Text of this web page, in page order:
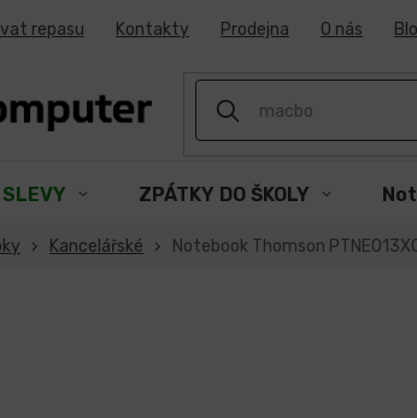
repasu Kontakty Prodejna O nás
ZPÁTKY DO ŠKOLY
Kancelářské Notebook Thomson